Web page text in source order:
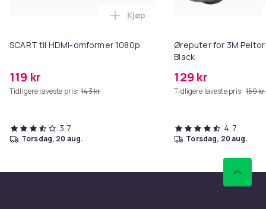
SCART til HDMI-omformer 1080p
119 kr
Tidligere laveste pris: 143 kr
Legg SCART til HDMI-omformer
Kjøp
3,7
torsdag, 20 aug.
Øreputer for 3M Peltor
Black
129 kr
Tidligere laveste pris: 159 kr
4,7
torsdag, 20 aug.